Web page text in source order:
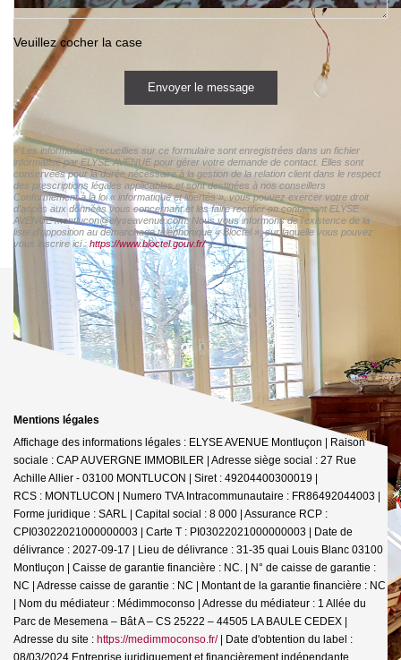
Veuillez cocher la case
Envoyer le message
« Les informations recueillies sur ce formulaire sont enregistrées dans un fichier
informatisé par ELYSE AVENUE pour gérer votre demande de contact. Elles sont
conservées pour la durée nécessaire à la gestion de la relation client dans le respect
des prescriptions légales applicables et sont destinées à nos conseillers
Conformément à la loi « informatique et libertés », vous pouvez exercer votre droit
d'accès aux données vous concernant et les faire rectifier en contactant ELYSE
AVENUE montlucon@elyseavenue.com. Nous vous informons de l'existence de la
liste d'opposition au démarchage téléphonique « Bloctel », sur laquelle vous pouvez
vous inscrire ici :https://www.bloctel.gouv.fr/»
Mentions légales
Affichage des informations légales : ELYSE AVENUE Montluçon | Raison
sociale : CAP AUVERGNE IMMOBILER | Adresse siège social : 27 Rue
Achille Allier - 03100 MONTLUCON | Siret : 49204400300019 |
RCS : MONTLUCON | Numero TVA Intracommunautaire : FR86492044003 |
Forme juridique : SARL | Capital social : 8 000 | Assurance RCP :
CPI03022021000000003 | Carte T : PI03022021000000003 | Date de
délivrance : 2027-09-17 | Lieu de délivrance : 31-35 quai Louis Blanc 03100
Montluçon | Caisse de garantie financière : NC. | N° de caisse de garantie :
NC | Adresse caisse de garantie : NC | Montant de la garantie financière : NC
| Nom du médiateur : Médimmoconso | Adresse du médiateur : 1 Allée du
Parc de Mesemena – Bât A – CS 25222 – 44505 LA BAULE CEDEX |
Adresse du site : https://medimmoconso.fr/| Date d'obtention du label :
08/03/2024 Entreprise juridiquement et financièrement indépendante